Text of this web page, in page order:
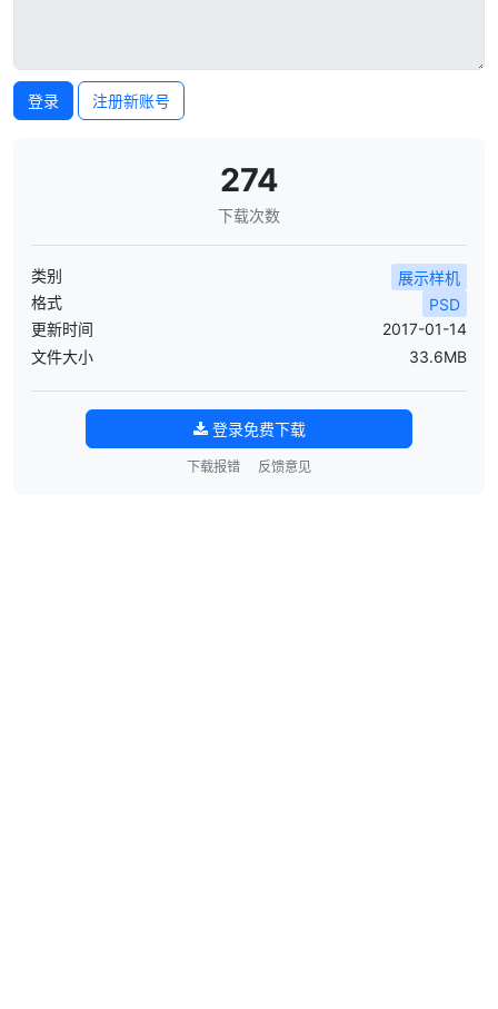
登录 注册新账号
274
下载次数
类别
展示样机
格式
PSD
更新时间
2017-01-14
文件大小
33.6MB
登录免费下载
下载报错 反馈意见